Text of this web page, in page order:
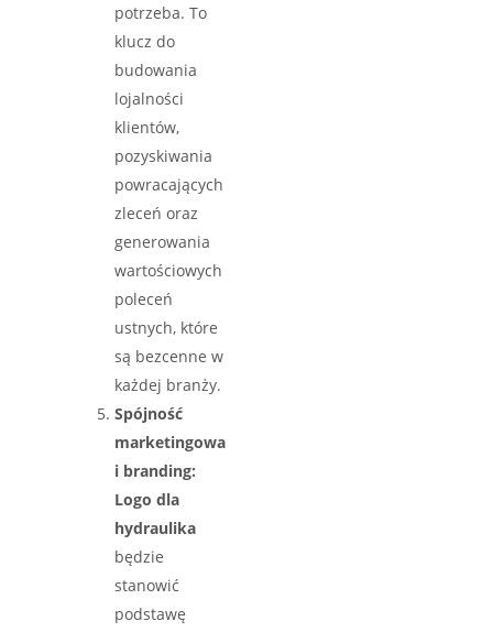
potrzeba. To
klucz do
budowania
lojalności
klientów,
pozyskiwania
powracających
zleceń oraz
generowania
wartościowych
poleceń
ustnych, które
są bezcenne w
każdej branży.
Spójność
marketingowa
i branding:
Logo dla
hydraulika
będzie
stanowić
podstawę